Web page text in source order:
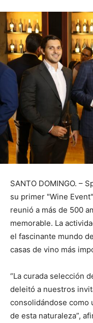
SANTO DOMINGO. –
su primer "Wine
reunió a más de 500
memorable. La
el fascinante mundo
casas de vino más
“La curada selección
deleitó a nuestros
consolidándose como
de esta naturaleza”,